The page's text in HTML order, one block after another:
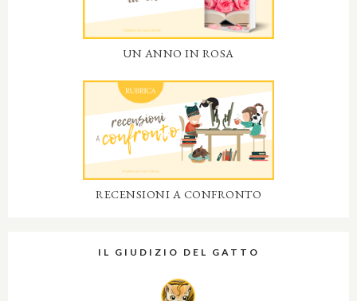
UN ANNO IN ROSA
RECENSIONI A CONFRONTO
IL GIUDIZIO DEL GATTO